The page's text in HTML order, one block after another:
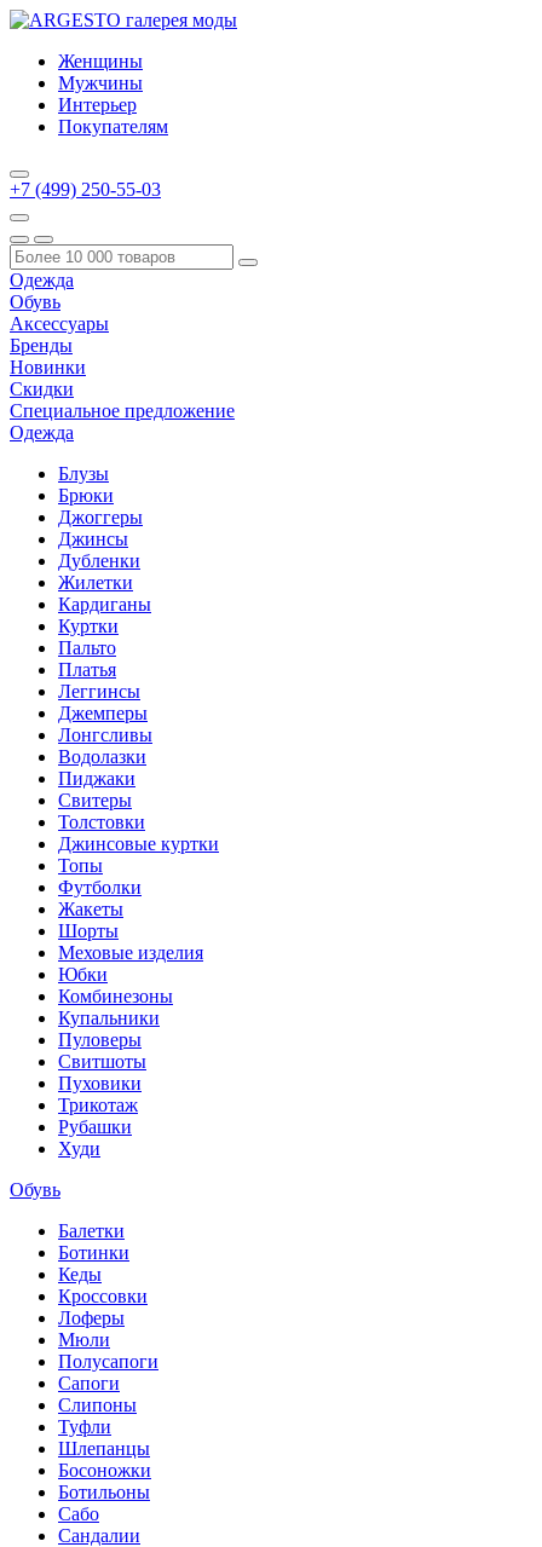
Женщины
Мужчины
Интерьер
Покупателям
+7 (499) 250-55-03
Одежда
Обувь
Аксессуары
Бренды
Новинки
Скидки
Специальное предложение
Одежда
Блузы
Брюки
Джоггеры
Джинсы
Дубленки
Жилетки
Кардиганы
Куртки
Пальто
Платья
Леггинсы
Джемперы
Лонгсливы
Водолазки
Пиджаки
Свитеры
Толстовки
Джинсовые куртки
Топы
Футболки
Жакеты
Шорты
Меховые изделия
Юбки
Комбинезоны
Купальники
Пуловеры
Свитшоты
Пуховики
Трикотаж
Рубашки
Худи
Обувь
Балетки
Ботинки
Кеды
Кроссовки
Лоферы
Мюли
Полусапоги
Сапоги
Слипоны
Туфли
Шлепанцы
Босоножки
Ботильоны
Сабо
Сандалии